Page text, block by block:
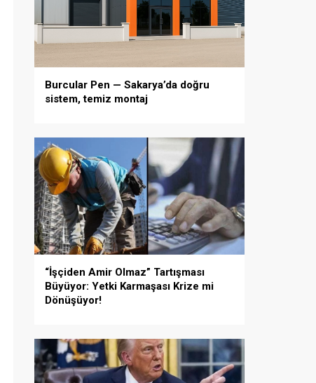
Burcular Pen — Sakarya’da doğru
sistem, temiz montaj
“İşçiden Amir Olmaz” Tartışması
Büyüyor: Yetki Karmaşası Krize mi
Dönüşüyor!